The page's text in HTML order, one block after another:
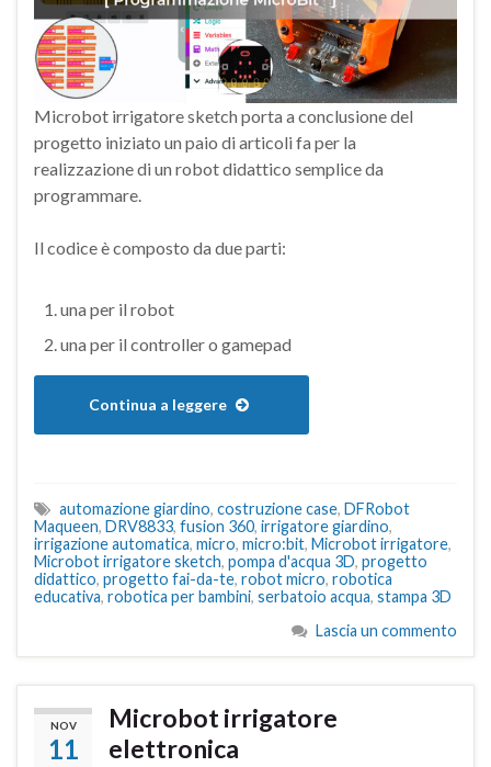
Microbot irrigatore sketch porta a conclusione del
progetto iniziato un paio di articoli fa per la
realizzazione di un robot didattico semplice da
programmare.
Il codice è composto da due parti:
una per il robot
una per il controller o gamepad
Continua a leggere
automazione giardino, costruzione case, DFRobot
Maqueen, DRV8833, fusion 360, irrigatore giardino,
irrigazione automatica, micro, micro:bit, Microbot irrigatore,
Microbot irrigatore sketch, pompa d'acqua 3D, progetto
didattico, progetto fai-da-te, robot micro, robotica
educativa, robotica per bambini, serbatoio acqua, stampa 3D
Lascia un commento
NOV
11
Microbot irrigatore
elettronica